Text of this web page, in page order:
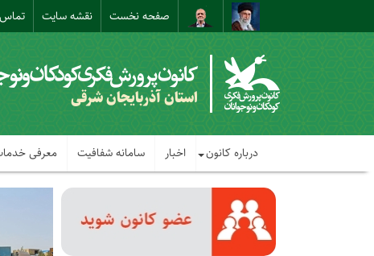
صفحه نخست نقشه سایت تماس
استان آذربایجان شرقی
درباره کانون اخبار سامانه شفافیت معرفی